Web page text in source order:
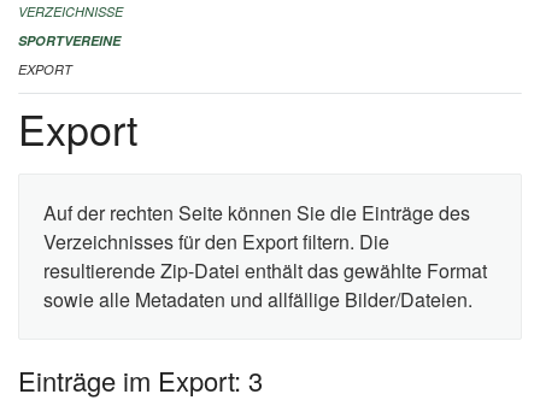
FINANZIELLE UNTERSTÜTZUNG BENÖTIGT?
KONTAKT
VERZEICHNISSE
SPORTVEREINE
EXPORT
Export
Auf der rechten Seite können Sie die Einträge des
Verzeichnisses für den Export filtern. Die
resultierende Zip-Datei enthält das gewählte Format
sowie alle Metadaten und allfällige Bilder/Dateien.
Einträge im Export: 3